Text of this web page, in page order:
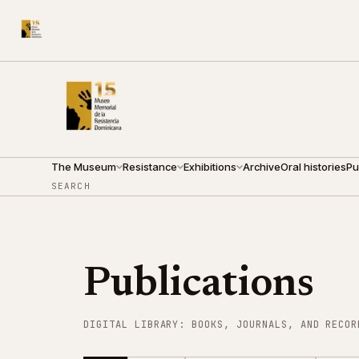
210 ARZOBISPO NOUEL ST.●THURSDAY · 09:00 —
The Museum Resistance Exhibitions ArchiveOral histories
SEARCH
Publications
DIGITAL LIBRARY: BOOKS, JOURNALS, AND